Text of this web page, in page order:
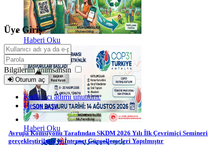
Haberi Oku
Haberi Oku
Üye Giriş
Bilgilerim anımsansın
Oturum aç
Kullanıcı adımı unuttum.
Hesap açın
Avrupa Komsiyonu Tarafından SKDM 2026 Yılı İlk Çevrimiçi Semineri
gerçekleştirilmiş ve İnternet Güncellemeleri Yapılmıştır